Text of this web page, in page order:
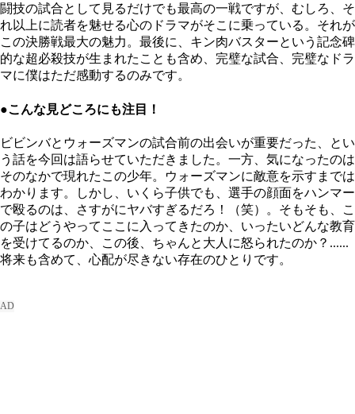
闘技の試合として見るだけでも最高の一戦ですが、むしろ、そ
れ以上に読者を魅せる心のドラマがそこに乗っている。それが
この決勝戦最大の魅力。最後に、キン肉バスターという記念碑
的な超必殺技が生まれたことも含め、完璧な試合、完璧なドラ
マに僕はただ感動するのみです。
●こんな見どころにも注目！
ビビンバとウォーズマンの試合前の出会いが重要だった、とい
う話を今回は語らせていただきました。一方、気になったのは
そのなかで現れたこの少年。ウォーズマンに敵意を示すまでは
わかります。しかし、いくら子供でも、選手の顔面をハンマー
で殴るのは、さすがにヤバすぎるだろ！（笑）。そもそも、こ
の子はどうやってここに入ってきたのか、いったいどんな教育
を受けてるのか、この後、ちゃんと大人に怒られたのか？......
将来も含めて、心配が尽きない存在のひとりです。